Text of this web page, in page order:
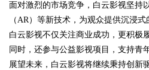
!
面对激烈的市场竞争，白云影视坚持
（AR）等新技术，为观众提供沉浸
白云影视不仅关注商业成功，更积极
同时，还参与公益影视项目，支持青
展望未来，白云影视将继续秉持创新